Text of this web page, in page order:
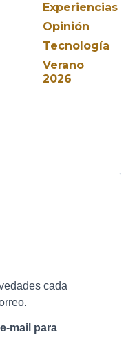
Experiencias
Opinión
Tecnología
Verano
2026